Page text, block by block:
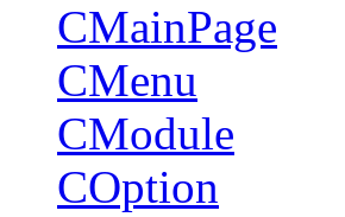
CMainPage
CMenu
CModule
COption